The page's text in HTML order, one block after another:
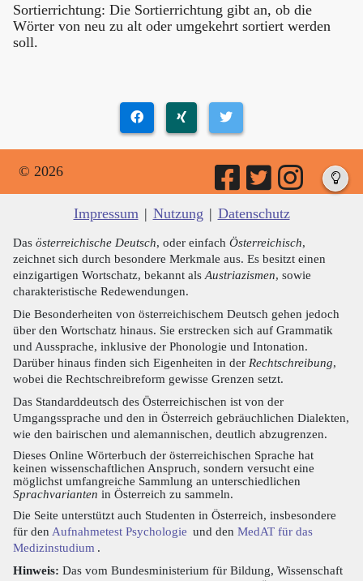
Sortierrichtung: Die Sortierrichtung gibt an, ob die
Wörter von neu zu alt oder umgekehrt sortiert werden
soll.
© 2026
Impressum | Nutzung | Datenschutz
Das österreichische Deutsch, oder einfach Österreichisch,
zeichnet sich durch besondere Merkmale aus. Es besitzt einen
einzigartigen Wortschatz, bekannt als Austriazismen, sowie
charakteristische Redewendungen.
Die Besonderheiten von österreichischem Deutsch gehen jedoch
über den Wortschatz hinaus. Sie erstrecken sich auf Grammatik
und Aussprache, inklusive der Phonologie und Intonation.
Darüber hinaus finden sich Eigenheiten in der Rechtschreibung,
wobei die Rechtschreibreform gewisse Grenzen setzt.
Das Standarddeutsch des Österreichischen ist von der
Umgangssprache und den in Österreich gebräuchlichen Dialekten,
wie den bairischen und alemannischen, deutlich abzugrenzen.
Dieses Online Wörterbuch der österreichischen Sprache hat
keinen wissenschaftlichen Anspruch, sondern versucht eine
möglichst umfangreiche Sammlung an unterschiedlichen
Sprachvarianten in Österreich zu sammeln.
Die Seite unterstützt auch Studenten in Österreich, insbesondere
für den Aufnahmetest Psychologie und den MedAT für das
Medizinstudium .
Hinweis: Das vom Bundesministerium für Bildung, Wissenschaft